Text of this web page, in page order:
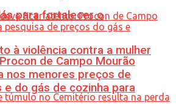
para fortalecer o
à violência contra a mulher
de Campo Mourão
nos menores preços de
do gás de cozinha para